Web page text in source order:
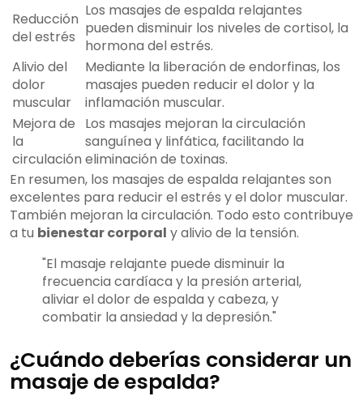
Reducción
del estrés
Los masajes de espalda relajantes
pueden disminuir los niveles de cortisol, la
hormona del estrés.
Alivio del
dolor
muscular
Mediante la liberación de endorfinas, los
masajes pueden reducir el dolor y la
inflamación muscular.
Mejora de
la
circulación
Los masajes mejoran la circulación
sanguínea y linfática, facilitando la
eliminación de toxinas.
En resumen, los masajes de espalda relajantes son
excelentes para reducir el estrés y el dolor muscular.
También mejoran la circulación. Todo esto contribuye
a tu bienestar corporal y alivio de la tensión.
"El masaje relajante puede disminuir la
frecuencia cardíaca y la presión arterial,
aliviar el dolor de espalda y cabeza, y
combatir la ansiedad y la depresión."
¿Cuándo deberías considerar un
masaje de espalda?